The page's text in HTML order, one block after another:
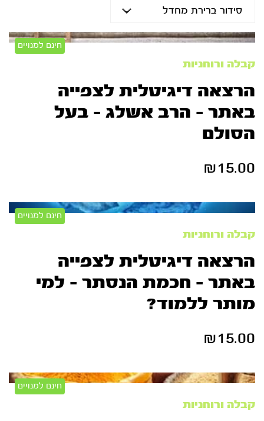
חינם למנויים
קבלה ורוחניות
הרצאה דיגיטלית לצפייה
באתר – הרב אשלג – בעל
הסולם
₪15.00
חינם למנויים
קבלה ורוחניות
הרצאה דיגיטלית לצפייה
באתר – חכמת הנסתר – למי
מותר ללמוד?
₪15.00
חינם למנויים
קבלה ורוחניות